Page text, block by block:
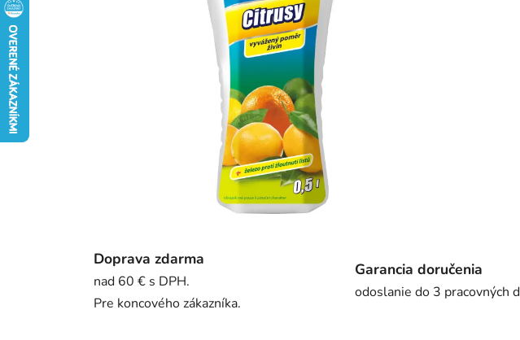
Doprava zdarma
nad 60 € s DPH.
Pre koncového zákazníka.
Garancia doručenia
odoslanie do 3 pracovných